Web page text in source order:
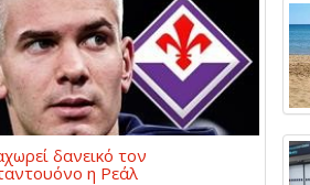
δανεικό τον
η Ρεάλ